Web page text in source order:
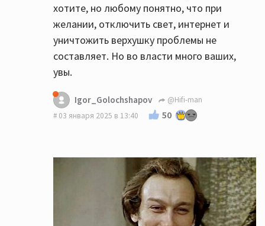
хотите, но любому понятно, что при
желании, отключить свет, интернет и
уничтожить верхушку проблемы не
составляет. Но во власти много ваших,
увы.
Igor_Golochshapov
@Hifi-man
03 января 2025 в 13:40
50